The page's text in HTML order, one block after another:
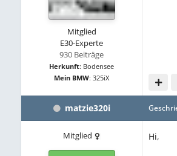
Mitglied
E30-Experte
930 Beiträge
Herkunft: Bodensee
Mein BMW: 325iX
matzie320i
Mitglied Hi,